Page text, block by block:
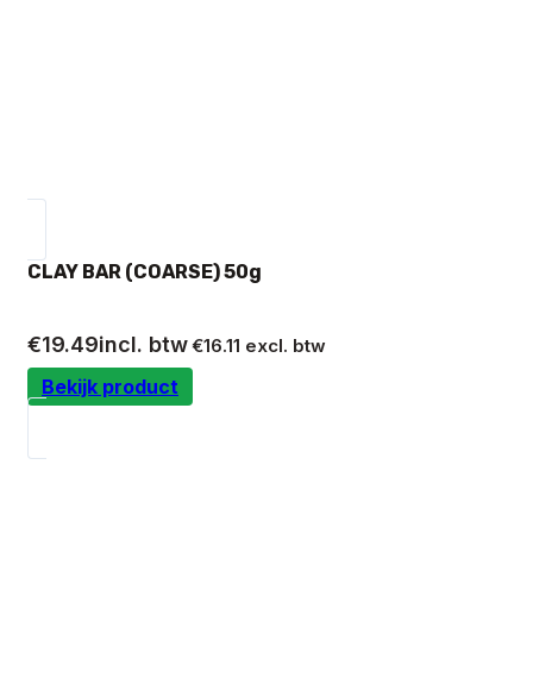
CLAY BAR (COARSE) 50g
€19.49incl. btw€16.11 excl. btw
Bekijk product